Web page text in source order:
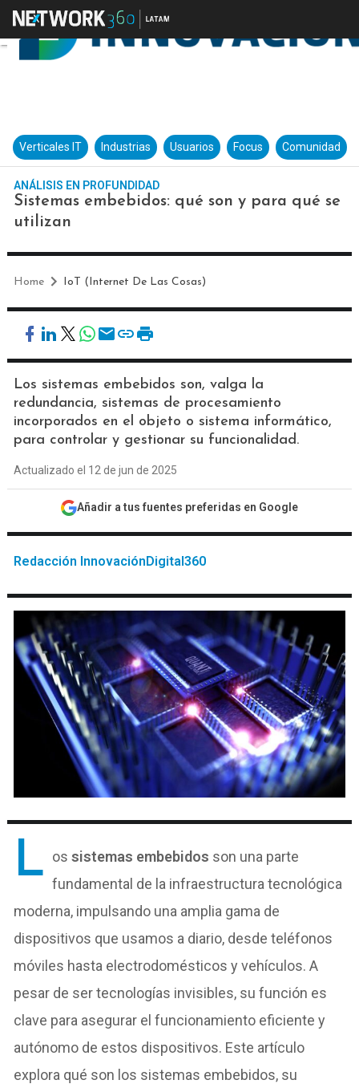
Verticales IT Industrias Usuarios Focus Comunidad
ANÁLISIS EN PROFUNDIDAD
Sistemas embebidos: qué son y para qué se
utilizan
Home IoT (Internet De Las Cosas)
Los sistemas embebidos son, valga la
redundancia, sistemas de procesamiento
incorporados en el objeto o sistema informático,
para controlar y gestionar su funcionalidad.
Actualizado el 12 de jun de 2025
Añadir a tus fuentes preferidas en Google
Redacción InnovaciónDigital360
L ossistemas embebidos son una parte
fundamental de la infraestructura tecnológica
moderna, impulsando una amplia gama de
dispositivos que usamos a diario, desde teléfonos
móviles hasta electrodomésticos y vehículos. A
pesar de ser tecnologías invisibles, su función es
clave para asegurar el funcionamiento eficiente y
autónomo de estos dispositivos. Este artículo
explora qué son los sistemas embebidos, su